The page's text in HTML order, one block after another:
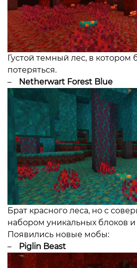
Густой темный лес, в котором
потеряться.
–
Netherwart Forest Blue
Брат красного леса, но с
набором уникальных блоков
Появились новые мобы:
–
Piglin Beast